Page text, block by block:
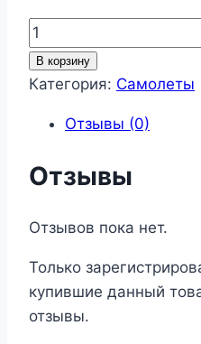
Количество
товара
Самолеты
В корзину
Категория: Самолеты
Отзывы (0)
Отзывы
Отзывов пока нет.
Только
купившие данный
отзывы.